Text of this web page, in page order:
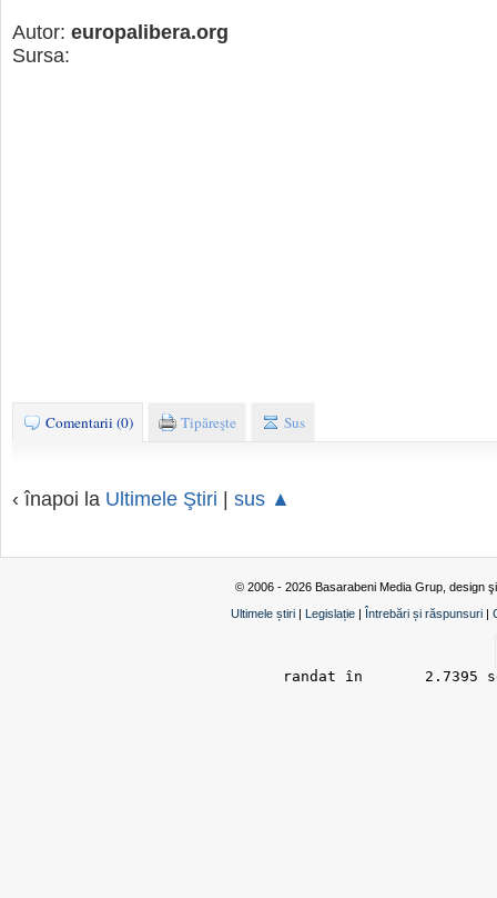
Autor: europalibera.org
Sursa:
Comentarii (0) Tipăreşte Sus
‹ înapoi la Ultimele Ştiri | sus ▲
© 2006 - 2026 Basarabeni Media Grup, design
Ultimele știri | Legislație | Întrebări și răspunsuri |
randat în